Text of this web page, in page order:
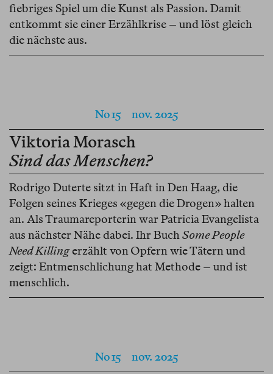
fiebriges Spiel um die Kunst als Passion. Damit
entkommt sie einer Erzählkrise – und löst gleich
die nächste aus.
No 15 nov. 2025
Viktoria Morasch
Sind das Menschen?
Rodrigo Duterte sitzt in Haft in Den Haag, die
Folgen seines Krieges «gegen die Drogen» halten
an. Als Traumareporterin war Patricia Evangelista
aus nächster Nähe dabei. Ihr BuchSome People
Need Killingerzählt von Opfern wie Tätern und
zeigt: Entmenschlichung hat Methode – und ist
menschlich.
No 15 nov. 2025